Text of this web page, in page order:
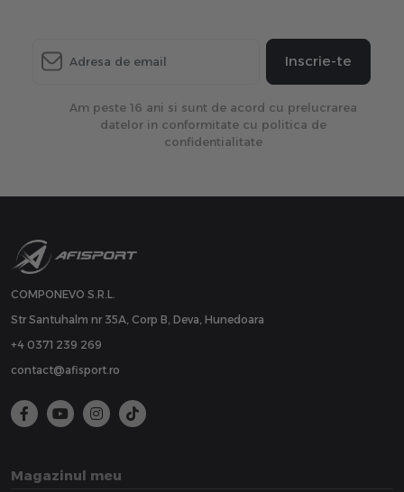
Inscrie-te
Am peste 16 ani si sunt de acord cu prelucrarea
datelor in conformitate cu politica de
confidentialitate
COMPONEVO S.R.L.
Str Santuhalm nr 35A, Corp B, Deva, Hunedoara
+4 0371 239 269
contact@afisport.ro
Magazinul meu